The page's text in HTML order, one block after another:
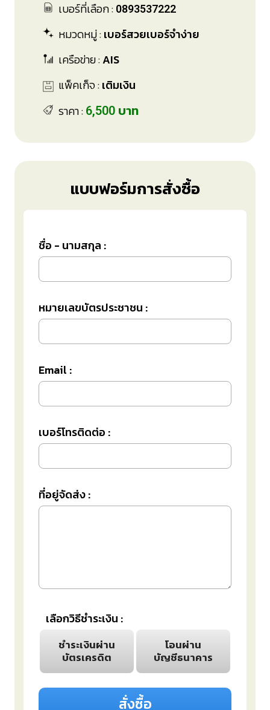
เบอร์ที่เลือก : 0893537222
หมวดหมู่ :เบอร์สวยเบอร์จำง่าย
เครือข่าย :AIS
แพ็คเก็จ :เติมเงิน
ราคา : 6,500 บาท
แบบฟอร์มการสั่งซื้อ
ชื่อ - นามสกุล :
หมายเลขบัตรประชาชน :
Email :
เบอร์โทรติดต่อ :
ที่อยู่จัดส่ง :
เลือกวิธีชำระเงิน :
ชำระเงินผ่าน
บัตรเครดิต
โอนผ่าน
บัญชีธนาคาร
สั่งซื้อ